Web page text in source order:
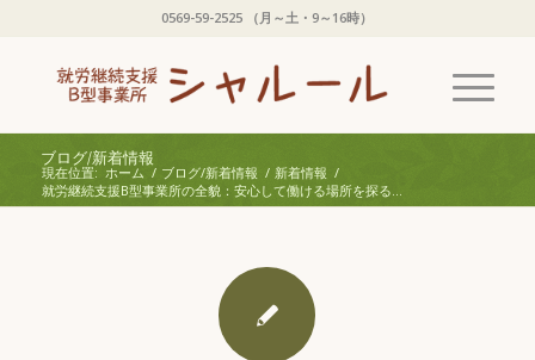
0569-59-2525 （月～土・9～16時）
ブログ/新着情報
現在位置: ホーム / ブログ/新着情報 / 新着情報 /
就労継続支援B型事業所の全貌：安心して働ける場所を探る...